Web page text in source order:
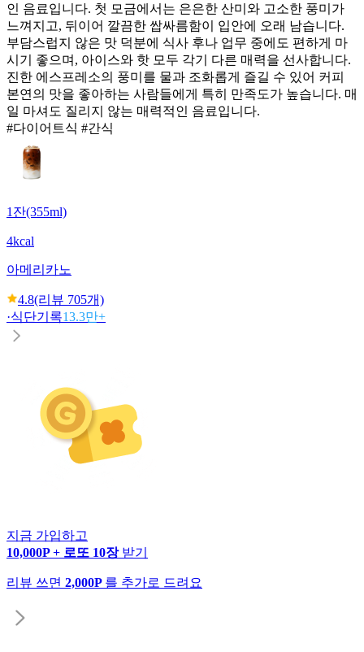
인 음료입니다. 첫 모금에서는 은은한 산미와 고소한 풍미가
느껴지고, 뒤이어 깔끔한 쌉싸름함이 입안에 오래 남습니다.
부담스럽지 않은 맛 덕분에 식사 후나 업무 중에도 편하게 마
시기 좋으며, 아이스와 핫 모두 각기 다른 매력을 선사합니다.
진한 에스프레소의 풍미를 물과 조화롭게 즐길 수 있어 커피
본연의 맛을 좋아하는 사람들에게 특히 만족도가 높습니다. 매
일 마셔도 질리지 않는 매력적인 음료입니다.
#다이어트식 #간식
1잔(355ml)
4kcal
아메리카노
4.8(리뷰 705개)
·식단기록13.3만+
지금 가입하고
10,000P + 로또 10장 받기
리뷰 쓰면 2,000P 를 추가로 드려요